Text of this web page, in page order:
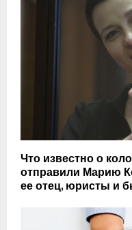
Что известно о
отправили Марию
ее отец, юристы и